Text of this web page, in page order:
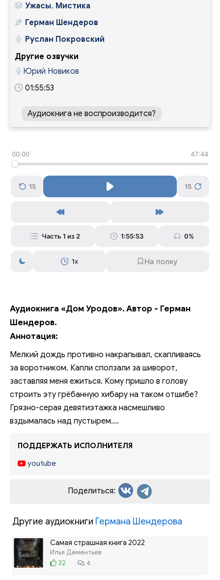
Ужасы, Мистика
Герман Шендеров
Руслан Покровский
Другие озвучки
Юрий Новиков
01:55:53
Аудиокнига не воспроизводится?
00:00 47:44
15 15
Часть 1 из 2 1:55:53 0%
1x
Аудиокнига «Дом Уродов». Автор - Герман
Шендеров.
Аннотация:
Мелкий дождь противно накрапывал, скапливаясь
за воротником. Капли сползали за шиворот,
заставляя меня ежиться. Кому пришло в голову
строить эту грёбанную хибару на таком отшибе?
Грязно-серая девятиэтажка насмешливо
вздымалась над пустырем....
ПОДДЕРЖАТЬ ИСПОЛНИТЕЛЯ
youtube
Поделиться:
Другие аудиокниги Германа Шендерова
Самая страшная книга 2022
Илья Дементьев
32
4